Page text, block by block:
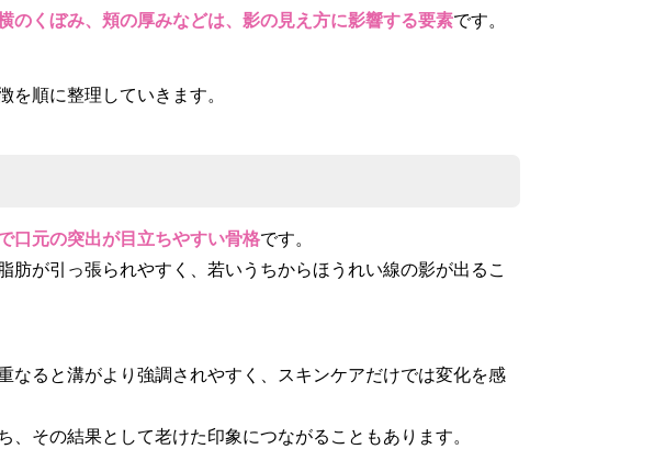
のくぼみ、頬の厚みなどは、影の見え方に影響する要素です。
を順に整理していきます。
口元の突出が目立ちやすい骨格です。
肪が引っ張られやすく、若いうちからほうれい線の影が出るこ
なると溝がより強調されやすく、スキンケアだけでは変化を感
その結果として老けた印象につながることもあります。